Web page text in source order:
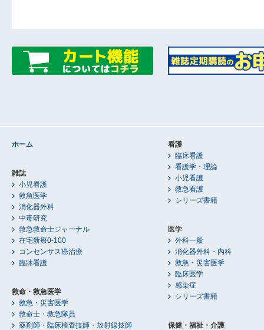
ホーム
雑誌
小児看護
救急医学
消化器外科
中毒研究
救急救命士ジャーナル
在宅新療0-100
コンセンサス癌治療
臨牀看護
救命・救急医学
救急・災害医学
救命士・救急隊員
薬剤師・臨床検査技師・放射線技師
看護
臨床看護
看護学・理論
小児看護
救急看護
シリーズ書籍
医学
外科一般
消化器外科・内科
救急・災害医学
臨床医学
感染症
シリーズ書籍
保健・福祉・介護